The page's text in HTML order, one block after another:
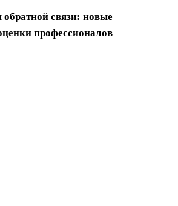
связи: новые
профессионалов